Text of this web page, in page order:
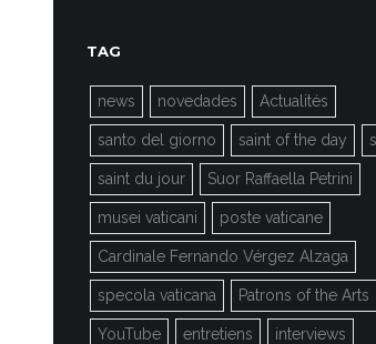
TAG
news novedades Actualités
santo del giorno saint of the day
saint du jour Suor Raffaella Petrini
musei vaticani poste vaticane
Cardinale Fernando Vérgez Alzaga
specola vaticana Patrons of the Arts
YouTube entretiens interviews